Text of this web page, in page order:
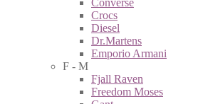
Converse
Crocs
Diesel
Dr.Martens
Emporio Armani
F - M
Fjall Raven
Freedom Moses